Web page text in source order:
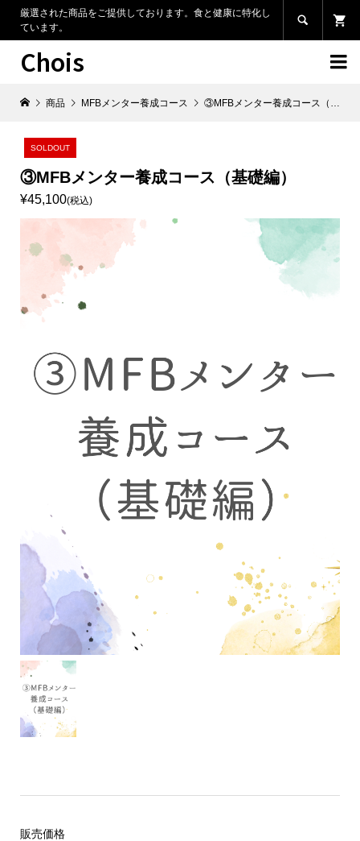
厳選された商品をご提供しております。食と健康に特化し
ています。

Chois 
商品 MFBメンター養成コース ③MFBメンター養成コース（基礎編）
SOLDOUT
③MFBメンター養成コース（基礎編）
¥45,100(税込)
販売価格